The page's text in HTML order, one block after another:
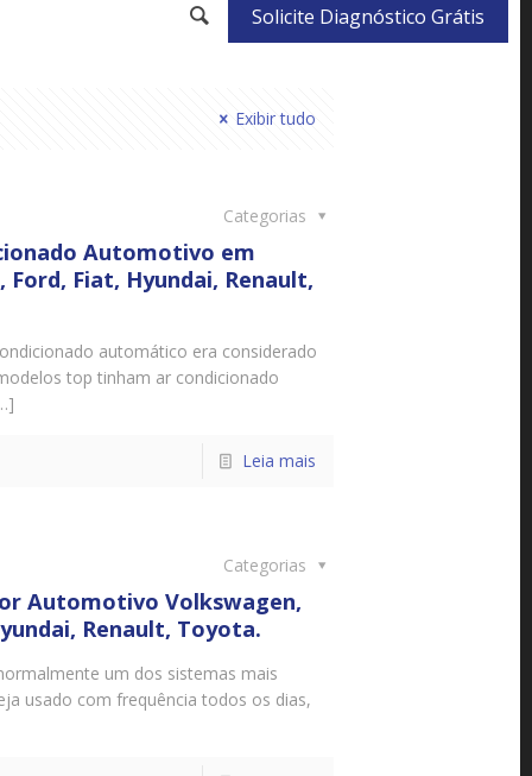
Solicite Diagnóstico Grátis
Exibir tudo
Categorias
Automotivo em
Fiat, Hyundai, Renault,
automático era considerado
top tinham ar condicionado
Leia mais
Categorias
Automotivo Volkswagen,
Renault, Toyota.
um dos sistemas mais
usado com frequência todos os dias,